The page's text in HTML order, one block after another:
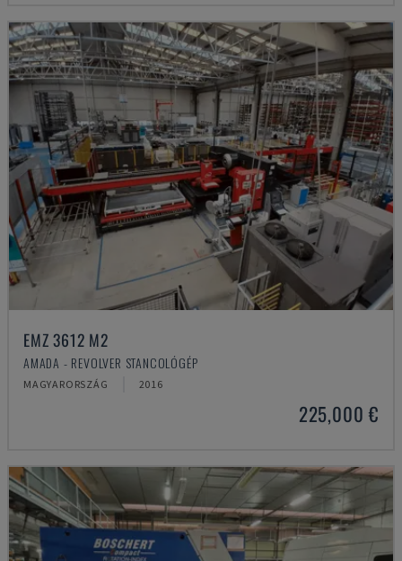
EMZ 3612 M2
AMADA - REVOLVER STANCOLÓGÉP
MAGYARORSZÁG 2016
225,000 €